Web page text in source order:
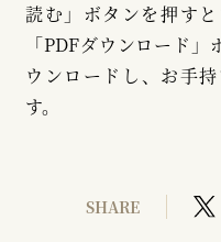
読む」ボタンを押す
「PDFダウンロード
ウンロードし、お手
す。
SHARE